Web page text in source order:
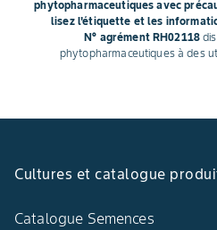
phytopharmaceutiques avec
lisez l'étiquette et les
N° agrément RH02118
phytopharmaceutiques à des
Cultures et catalogue
Catalogue Semences